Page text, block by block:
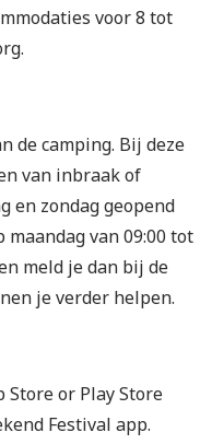
voor 8 tot
de camping. Bij deze
van inbraak of
en zondag geopend
maandag van 09:00 tot
meld je dan bij de
je verder helpen.
or Play Store
Festival app.